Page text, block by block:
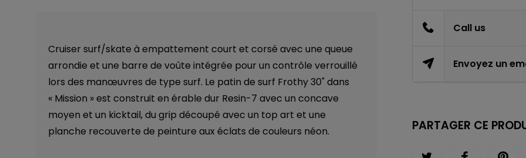
Cruiser surf/skate à empattement court et corsé avec une queue
arrondie et une barre de voûte intégrée pour un contrôle verrouillé
lors des manœuvres de type surf. Le patin de surf Frothy 30" dans
« Mission » est construit en érable dur Resin-7 avec un concave
moyen et un kicktail, du grip découpé avec un top art et une
planche recouverte de peinture aux éclats de couleurs néon.
Call us
Envoyez un
PARTAGER CE